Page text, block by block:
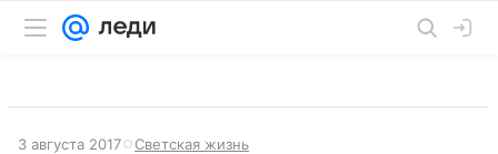
3 августа 2017 Светская жизнь